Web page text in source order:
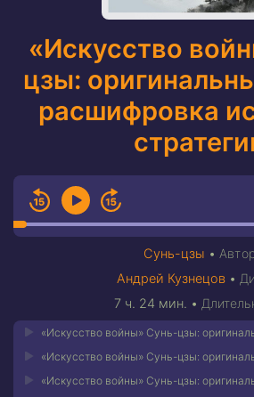
«Искусство
цзы:
расшифровка
Сунь-цзы •
Андрей Кузнецов •
7 ч. 24 мин. •